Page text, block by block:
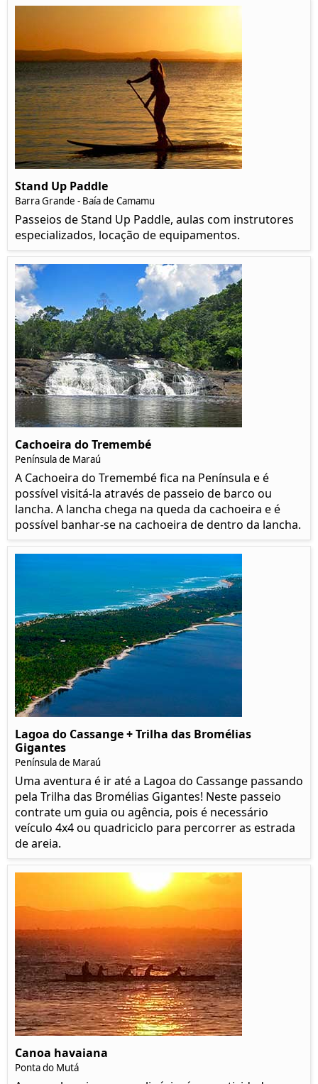
Stand Up Paddle
Barra Grande - Baía de Camamu
Passeios de Stand Up Paddle, aulas com instrutores
especializados, locação de equipamentos.
Cachoeira do Tremembé
Península de Maraú
A Cachoeira do Tremembé fica na Península e é
possível visitá-la através de passeio de barco ou
lancha. A lancha chega na queda da cachoeira e é
possível banhar-se na cachoeira de dentro da lancha.
Lagoa do Cassange + Trilha das Bromélias
Gigantes
Península de Maraú
Uma aventura é ir até a Lagoa do Cassange passando
pela Trilha das Bromélias Gigantes! Neste passeio
contrate um guia ou agência, pois é necessário
veículo 4x4 ou quadriciclo para percorrer as estrada
de areia.
Canoa havaiana
Ponta do Mutá